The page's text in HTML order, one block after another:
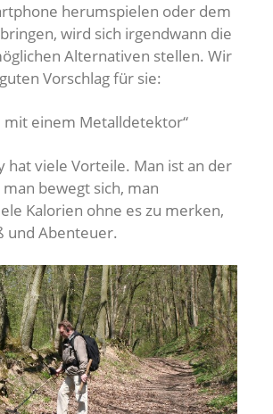
herumspielen oder dem
wird sich irgendwann die
Alternativen stellen. Wir
Vorschlag für sie:
mit einem Metalldetektor“
hat viele Vorteile. Man ist an der
bewegt sich, man
Kalorien ohne es zu merken,
und Abenteuer.